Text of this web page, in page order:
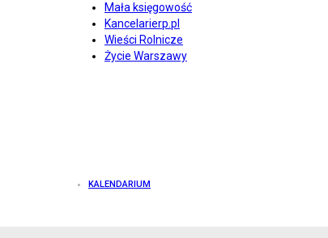
Mała księgowość
Kancelarierp.pl
Wieści Rolnicze
Życie Warszawy
KALENDARIUM